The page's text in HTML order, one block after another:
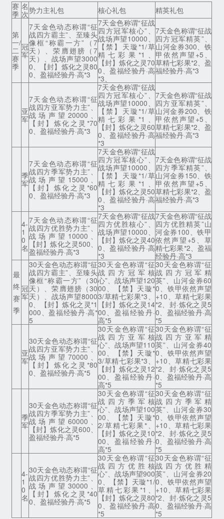
赛
季
名
次势力主礼包 核心礼包 精英礼包
第
一/
二
赛
季
冠
军
7天金色动态称谓“征
战四方霸主”、至臻头
像框“称霸一方”（7
天）、荣膺翅膀（7
天）、战场声望3000
0、【封】炼化之灵80
0、盈福经验丹·高*3
7天金色称谓“征战
四方冠军核心”、
战场声望10000、
【禁】天璇*1/草
精七彩果*1、
【封】炼化之灵70
0、盈福经验丹·高
*3、
7天金色称谓“征战
四方冠军精英”、
山河金券300、铁
甲依然声望+5、
草精七彩果*2、盈
福经验丹·高*3
亚
军
7天金色动态称谓“征
战四方亚军势力主”、
战场声望20000、
【封】炼化之灵*70
0、盈福经验丹·高*3
7天金色称谓“征战
四方冠军核心”、
战场声望10000、
【禁】天璇*1/草
精七彩果*1、
【封】炼化之灵60
0、盈福经验丹·高
*3
7天金色称谓“征战
四方亚军精英”、
山河金券200、铁
甲依然声望+5、
草精七彩果*2、盈
福经验丹·高*3
季
军
7天金色动态称谓“征
战四方季军势力主”、
战场声望15000、
【封】炼化之灵*60
0、盈福经验丹·高*3
7天金色称谓“征战
四方冠军核心”、
战场声望10000、
【禁】天璇*1/草
精七彩果*1、
【封】炼化之灵50
0、盈福经验丹·高
*3
7天金色称谓“征战
四方季军精英”、
山河金券150、铁
甲依然声望+5、
草精七彩果*2、盈
福经验丹·高*3
4-
1
0
名
7天金色动态称谓“征
战四方优胜势力主”、
战场声望10000、
【封】炼化之灵500、
盈福经验丹·高*3
7天金色称谓“征战
四方优胜核心”、
战场声望10000、
【封】炼化之灵40
0、盈福经验丹·高
*3
7天金色称谓“征战
四方优胜精英”山
河金券100、铁甲
依然声望+5、草
精七彩果*2、盈福
经验丹·高*3
最
终
赛
季
冠
军
30天金色动态称谓“征
战四方霸主”、至臻头
像框“称霸一方”（30
天）、荣膺翅膀（30
天）、战场声望8000
0、【封】炼化之灵*1
000、盈福经验丹·高*
5
30天金色称谓“征
战四方冠军核
心”、战场声望120
00、【禁】天璇*
3/草精七彩果*3、
【封】炼化之灵14
00、盈福经验丹·
高*5
30天金色称谓“征
战四方冠军精
英”、山河金券60
0、铁甲依然声望
+10、草精七彩果
*2、封·炼化之灵5
0、盈福经验丹·高
*5
亚
军
30天金色动态称谓“征
战四方亚军势力主”、
战场声望70000、
【封】炼化之灵*80
0、盈福经验丹·高*5
30天金色称谓“征
战四方亚军核
心”、战场声望110
00、【禁】天璇*
3/草精七彩果*3、
【封】炼化之灵12
00、盈福经验丹·
高*5
30天金色称谓“征
战四方亚军精
英”、山河金券40
0、铁甲依然声望
+10、草精七彩果
*2、封·炼化之灵5
0、盈福经验丹·高
*5
季
军
30天金色动态称谓“征
战四方季军势力主”、
战场声望60000、
【封】炼化之灵600、
盈福经验丹·高*5
30天金色称谓“征
战四方季军核
心”、战场声望100
00、【禁】天璇*
2/草精七彩果*、
【封】炼化之灵10
00、盈福经验丹·
高*5
30天金色称谓“征
战四方季军精
英”、山河金券30
0、铁甲依然声望
+10、草精七彩果
*2、封·炼化之灵5
0、盈福经验丹·高
*5
4-
1
0
名
30天金色动态称谓“征
战四方优胜势力主”、
战场声望30000、
【封】炼化之灵*40
0、盈福经验丹·高*5
30天金色称谓“征
战四方优胜核
心”、战场声望900
0、【禁】天璇*1/
草精七彩果*1、
【封】炼化之灵80
0、盈福经验丹·高
*5
30天金色称谓“征
战四方优胜精
英”、山河金券20
0、铁甲依然声望
+10、草精七彩果
*2、封·炼化之灵5
0、盈福经验丹·高
*5